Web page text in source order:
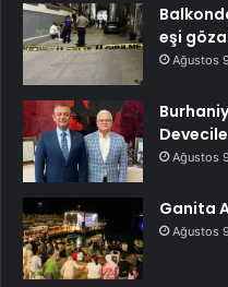
eşi
Ağustos
Ağustos
Ganita
Ağustos